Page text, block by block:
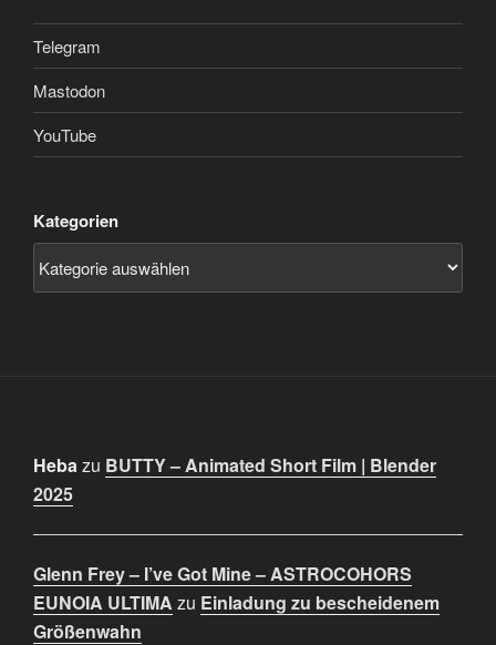
Telegram
Mastodon
YouTube
Kategorien
Hebazu BUTTY – Animated Short Film | Blender
2025
Glenn Frey – I’ve Got Mine – ASTROCOHORS
EUNOIA ULTIMA zu Einladung zu bescheidenem
Größenwahn